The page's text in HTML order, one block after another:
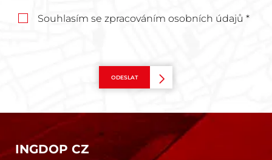
Souhlasím se zpracováním osobních údajů *
ODESLAT
INGDOP CZ